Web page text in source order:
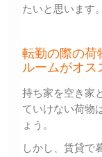
たいと思います。
転勤の際の荷
ルームがオス
持ち家を空き家
ていけない荷物
ょう。
しかし、賃貸で